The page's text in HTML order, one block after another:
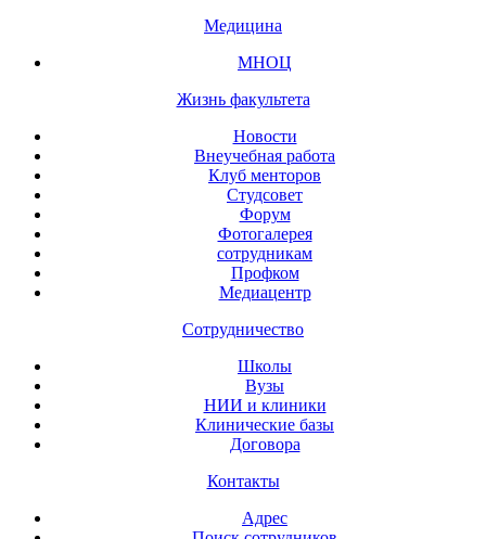
Медицина
МНОЦ
Жизнь факультета
Новости
Внеучебная работа
Клуб менторов
Студсовет
Форум
Фотогалерея
сотрудникам
Профком
Медиацентр
Сотрудничество
Школы
Вузы
НИИ и клиники
Клинические базы
Договора
Контакты
Адрес